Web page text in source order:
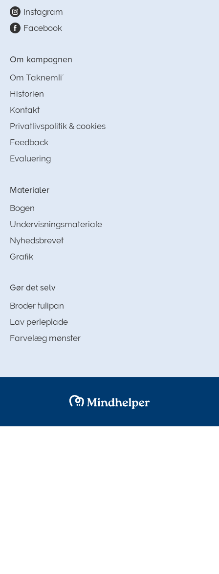
Om kampagnen
Om Taknemli´
Historien
Kontakt
Privatlivspolitik & cookies
Feedback
Evaluering
Materialer
Bogen
Undervisningsmateriale
Nyhedsbrevet
Grafik
Gør det selv
Broder tulipan
Lav perleplade
Farvelæg mønster
Instagram
Facebook